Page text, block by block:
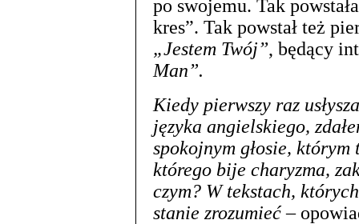
po swojemu. Tak
kres”. Tak powstał też
„Jestem Twój”, będący
Man”.
Kiedy pierwszy raz
języka angielskiego,
spokojnym głosie,
którego bije charyzma,
czym? W tekstach,
stanie zrozumieć–